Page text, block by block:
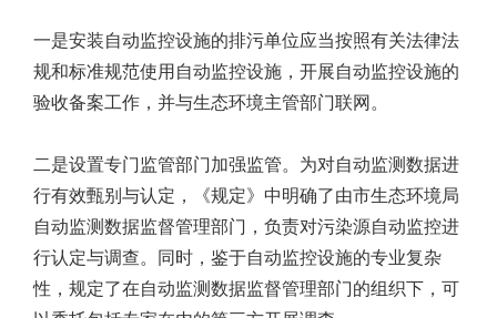
一是安装自动监控设施的排污单位应当按照有关法律法
规和标准规范使用自动监控设施，开展自动监控设施的
验收备案工作，并与生态环境主管部门联网。
二是设置专门监管部门加强监管。为对自动监测数据进
行有效甄别与认定，《规定》中明确了由市生态环境局
自动监测数据监督管理部门，负责对污染源自动监控进
行认定与调查。同时，鉴于自动监控设施的专业复杂
性，规定了在自动监测数据监督管理部门的组织下，可